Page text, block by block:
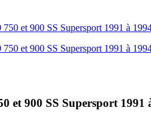
et 900 SS Supersport 1991 à
et 900 SS Supersport 1991 à
et 900 SS Supersport 1991